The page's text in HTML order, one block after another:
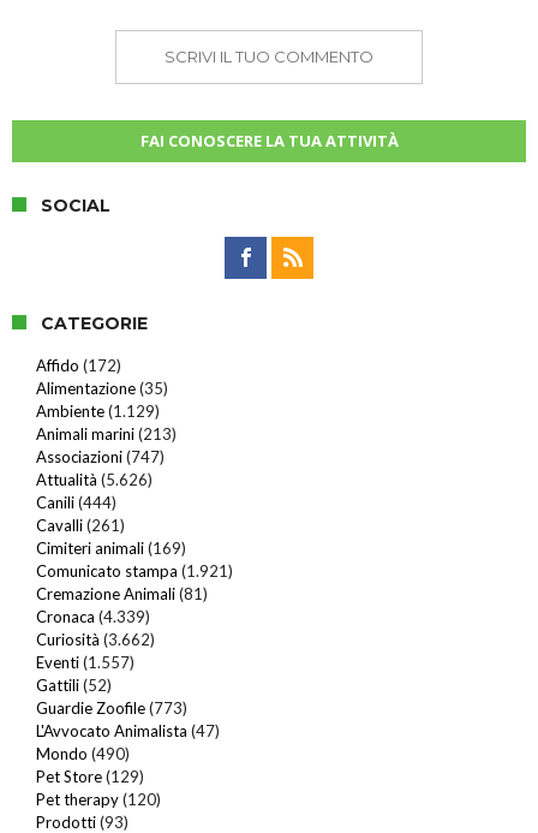
SCRIVI IL TUO COMMENTO
FAI CONOSCERE LA TUA ATTIVITÀ
SOCIAL
CATEGORIE
Affido (172)
Alimentazione(35)
Ambiente(1.129)
Animali marini(213)
Associazioni(747)
Attualità (5.626)
Canili(444)
Cavalli(261)
Cimiteri animali(169)
Comunicato stampa (1.921)
Cremazione Animali(81)
Cronaca (4.339)
Curiosità (3.662)
Eventi(1.557)
Gattili(52)
Guardie Zoofile(773)
L'Avvocato Animalista (47)
Mondo (490)
Pet Store(129)
Pet therapy(120)
Prodotti(93)